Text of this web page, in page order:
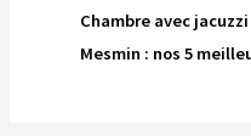
Chambre avec
Mesmin : nos 5